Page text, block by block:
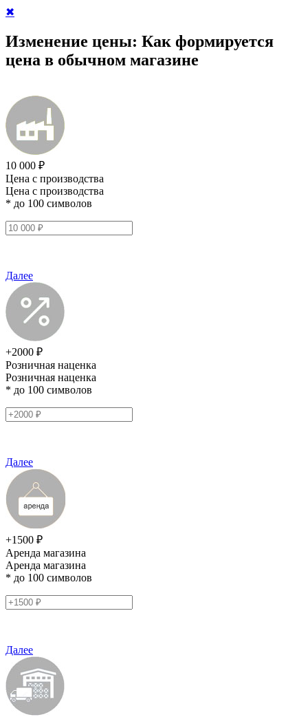
✖
Изменение цены: Как формируется
цена в обычном магазине
10 000 ₽
Цена с производства
Цена с производства
* до 100 символов
Далее
+2000 ₽
Розничная наценка
Розничная наценка
* до 100 символов
Далее
+1500 ₽
Аренда магазина
Аренда магазина
* до 100 символов
Далее